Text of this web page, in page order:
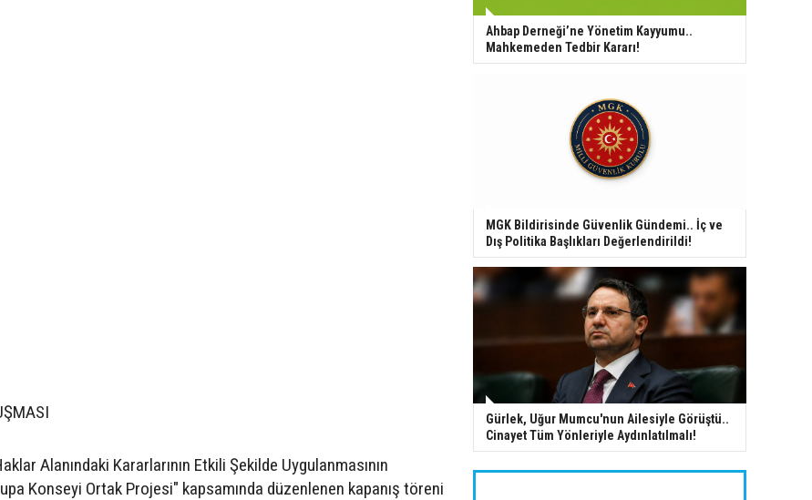
Alanındaki Kararlarının Etkili Şekilde Uygulanmasının
Konseyi Ortak Projesi" kapsamında düzenlenen kapanış töreni
Ahbap Derneği’ne Yönetim Kayyumu..
Mahkemeden Tedbir Kararı!
MGK Bildirisinde Güvenlik Gündemi.. İç ve
Dış Politika Başlıkları Değerlendirildi!
Gürlek, Uğur Mumcu'nun Ailesiyle Görüştü..
Cinayet Tüm Yönleriyle Aydınlatılmalı!